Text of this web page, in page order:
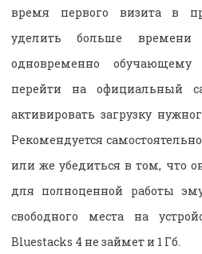
время первого визита в
уделить больше времени
одновременно обучающему
перейти на официальный
активировать загрузку
Рекомендуется
или же убедиться в том, что
для полноценной работы
свободного места на
Bluestacks 4 не займет и 1 Гб.